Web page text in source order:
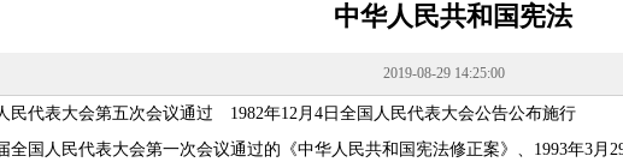
中华人民共和国宪法
2019-08-29 14:25:00
民代表大会第五次会议通过 1982年12月4日全国人民代表大会公告公布施行
国人民代表大会第一次会议通过的《中华人民共和国宪法修正案》、1993年3月